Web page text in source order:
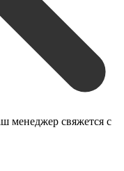
менеджер свяжется с